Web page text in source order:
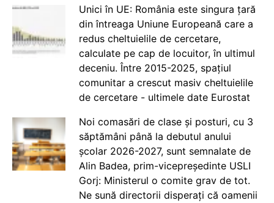
Unici în UE: România este singura țară
din întreaga Uniune Europeană care a
redus cheltuielile de cercetare,
calculate pe cap de locuitor, în ultimul
deceniu. Între 2015-2025, spațiul
comunitar a crescut masiv cheltuielile
de cercetare - ultimele date Eurostat
Noi comasări de clase și posturi, cu 3
săptămâni până la debutul anului
școlar 2026-2027, sunt semnalate de
Alin Badea, prim-vicepreședinte USLI
Gorj: Ministerul o comite grav de tot.
Ne sună directorii disperați că oamenii